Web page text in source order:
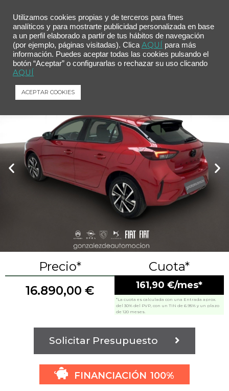
/Comprar tu coche/ Opel Corsa 1.2T XHL 74kW (100CV) GS
Opel Corsa 1.2T XHL 74kW (100CV) GS
Opel Corsa 1.2T XHL 74kW (100CV) GS
Precio*
16.890,00 €
Cuota*
161,90 €/mes*
*La cuota es calculada con una Entrada aprox.
del 30% del PVP, con un TIN de 6.95% y un plazo
de 120 meses.
Solicitar Presupuesto
FINANCIACIÓN 100%
Utilizamos cookies propias y de terceros para fines
analíticos y para mostrarte publicidad personalizada en base
a un perfil elaborado a partir de tus hábitos de navegación
(por ejemplo, páginas visitadas). Clica AQUÍ para más
información. Puedes aceptar todas las cookies pulsando el
botón “Aceptar” o configurarlas o rechazar su uso clicando
AQUÍ
ACEPTAR COOKIES